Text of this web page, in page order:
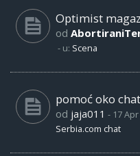
Optimist
od
- u: Scena
pomoć oko
od jaja011 - 17
Serbia.com chat